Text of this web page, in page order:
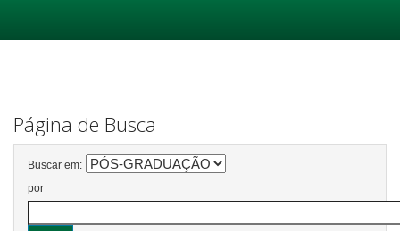
Página de Busca
Buscar em:
por